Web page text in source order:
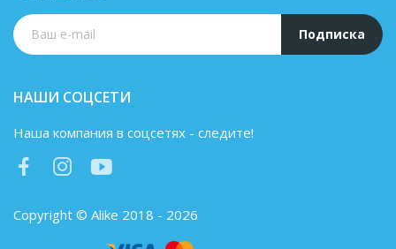
Подписка
НАШИ СОЦСЕТИ
Наша компания в соцсетях - следите!
Copyright © Alike 2018 - 2026